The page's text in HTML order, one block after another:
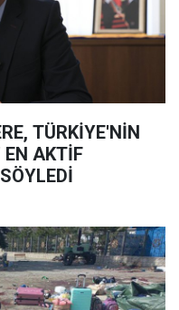
TÜRKİYE'NİN
EN AKTİF